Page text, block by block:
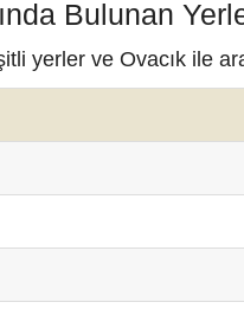
Bulunan
yerler ve Ovacık ile